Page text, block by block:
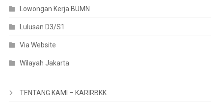
Lowongan Kerja BUMN
Lulusan D3/S1
Via Website
Wilayah Jakarta
TENTANG KAMI – KARIRBKK